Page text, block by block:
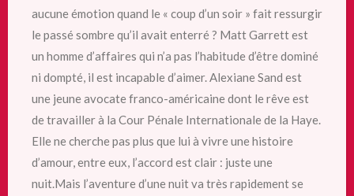
aucune émotion quand le « coup d’un soir » fait ressurgir
le passé sombre qu’il avait enterré ? Matt Garrett est
un homme d’affaires qui n’a pas l’habitude d’être dominé
ni dompté, il est incapable d’aimer. Alexiane Sand est
une jeune avocate franco-américaine dont le rêve est
de travailler à la Cour Pénale Internationale de la Haye.
Elle ne cherche pas plus que lui à vivre une histoire
d’amour, entre eux, l’accord est clair : juste une
nuit.Mais l’aventure d’une nuit va très rapidement se